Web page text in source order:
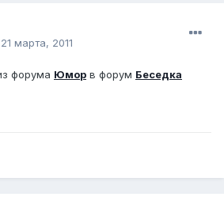
21 марта, 2011
форума Юмор в форум Беседка